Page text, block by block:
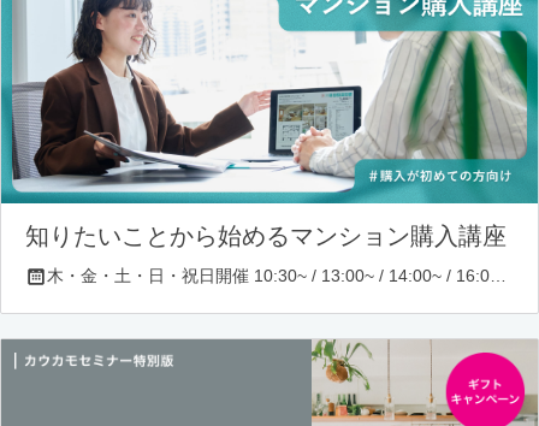
知りたいことから始めるマンション購入講座
木・金・土・日・祝日開催 10:30~ / 13:00~ / 14:00~ / 16:00~ / 17:00~/ 18:30~/ 19:30~